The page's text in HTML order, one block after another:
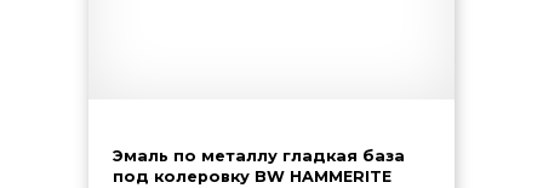
Эмаль по металлу гладкая база
под колеровку BW HAMMERITE